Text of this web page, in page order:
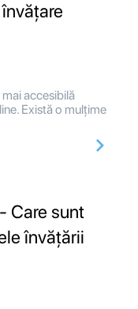
accesibilă
Există o mulțime
Care sunt
învățării